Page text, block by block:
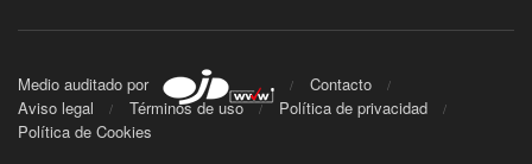
Medio auditado por
Contacto
Aviso legal
Términos de uso
Política de privacidad
Política de Cookies